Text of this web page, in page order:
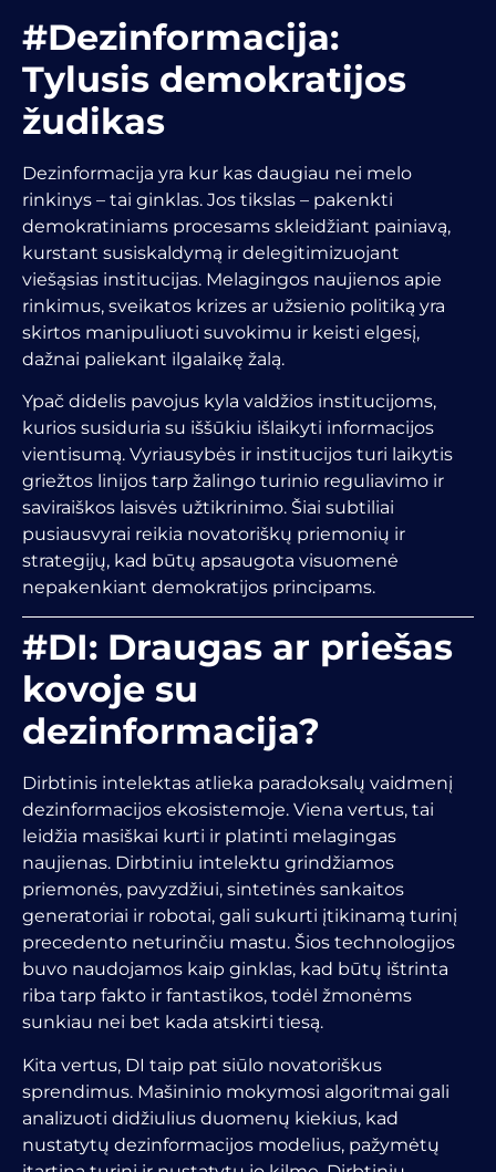
#Dezinformacija:
Tylusis demokratijos
žudikas
Dezinformacija yra kur kas daugiau nei melo
rinkinys – tai ginklas. Jos tikslas – pakenkti
demokratiniams procesams skleidžiant painiavą,
kurstant susiskaldymą ir delegitimizuojant
viešąsias institucijas. Melagingos naujienos apie
rinkimus, sveikatos krizes ar užsienio politiką yra
skirtos manipuliuoti suvokimu ir keisti elgesį,
dažnai paliekant ilgalaikę žalą.
Ypač didelis pavojus kyla valdžios institucijoms,
kurios susiduria su iššūkiu išlaikyti informacijos
vientisumą. Vyriausybės ir institucijos turi laikytis
griežtos linijos tarp žalingo turinio reguliavimo ir
saviraiškos laisvės užtikrinimo. Šiai subtiliai
pusiausvyrai reikia novatoriškų priemonių ir
strategijų, kad būtų apsaugota visuomenė
nepakenkiant demokratijos principams.
#DI: Draugas ar priešas
kovoje su
dezinformacija?
Dirbtinis intelektas atlieka paradoksalų vaidmenį
dezinformacijos ekosistemoje. Viena vertus, tai
leidžia masiškai kurti ir platinti melagingas
naujienas. Dirbtiniu intelektu grindžiamos
priemonės, pavyzdžiui, sintetinės sankaitos
generatoriai ir robotai, gali sukurti įtikinamą turinį
precedento neturinčiu mastu. Šios technologijos
buvo naudojamos kaip ginklas, kad būtų ištrinta
riba tarp fakto ir fantastikos, todėl žmonėms
sunkiau nei bet kada atskirti tiesą.
Kita vertus, DI taip pat siūlo novatoriškus
sprendimus. Mašininio mokymosi algoritmai gali
analizuoti didžiulius duomenų kiekius, kad
nustatytų dezinformacijos modelius, pažymėtų